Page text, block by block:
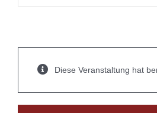
Diese Veranstaltung hat